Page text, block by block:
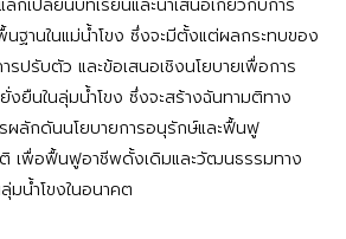
ลกเปลี่ยนบทเรียนและนําเสนอเกี่ยวกับการ
ฐานในแม่น้ำโขง ซึ่งจะมีตั้งแต่ผลกระทบของ
รปรับตัว และข้อเสนอเชิงนโยบายเพื่อการ
ยืนในลุ่มน้ำโขง ซึ่งจะสร้างฉันทามติทาง
ผลักดันนโยบายการอนุรักษ์และฟื้นฟู
เพื่อฟื้นฟูอาชีพดั้งเดิมและวัฒนธรรมทาง
มน้ำโขงในอนาคต